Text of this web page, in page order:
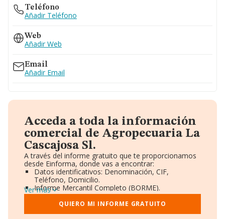
Teléfono
Añadir Teléfono
Web
Añadir Web
Email
Añadir Email
Acceda a toda la información
comercial de Agropecuaria La
Cascajosa Sl.
A través del informe gratuito que te proporcionamos
desde Einforma, donde vas a encontrar:
Datos identificativos: Denominación, CIF,
Teléfono, Domicilio.
Informe Mercantil Completo (BORME).
Gráficos de Evolución Ventas y Empleados.
Consejo de Administración y Administradores.
Directivos y Ejecutivos.
Ver más
QUIERO MI INFORME GRATUITO